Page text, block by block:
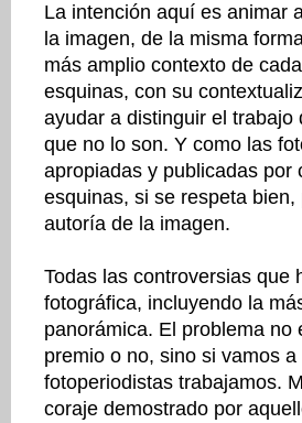
La intención aquí es animar
la imagen, de la misma
más amplio contexto de
esquinas, con su
ayudar a distinguir el
que no lo son. Y como las
apropiadas y publicadas por
esquinas, si se respeta
autoría de la imagen.
Todas las controversias que
fotográfica, incluyendo la
panorámica. El problema
premio o no, sino si vamos
fotoperiodistas trabajamos.
coraje demostrado por